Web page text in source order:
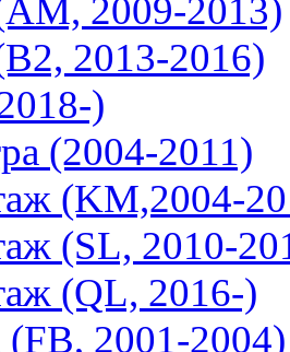
2009-2013)
2013-2016)
)
(2004-2011)
(KM,2004-
(SL, 2010-
(QL, 2016-)
2001-2004)